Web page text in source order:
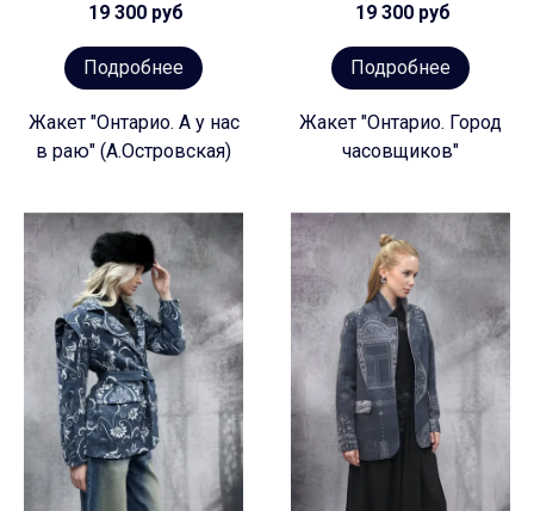
19 300 руб
Подробнее
Жакет "Онтарио. А у нас
в раю" (А.Островская)
19 300 руб
Подробнее
Жакет "Онтарио. Город
часовщиков"